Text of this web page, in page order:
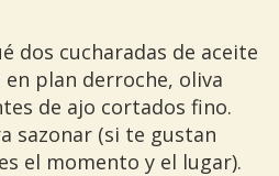
dos cucharadas de aceite
plan derroche, oliva
de ajo cortados fino.
sazonar (si te gustan
el momento y el lugar).